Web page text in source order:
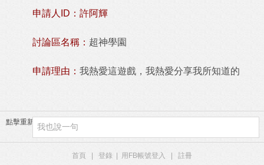
申請人ID：許阿輝
討論區名稱： 超神學園
申請理由： 我熱愛這遊戲，我熱愛分享我所知道的
點擊重新加載
首頁 登錄 用FB帳號登入 註冊